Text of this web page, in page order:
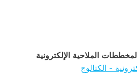
الملاحية الإلكترونية
- الكتالوج